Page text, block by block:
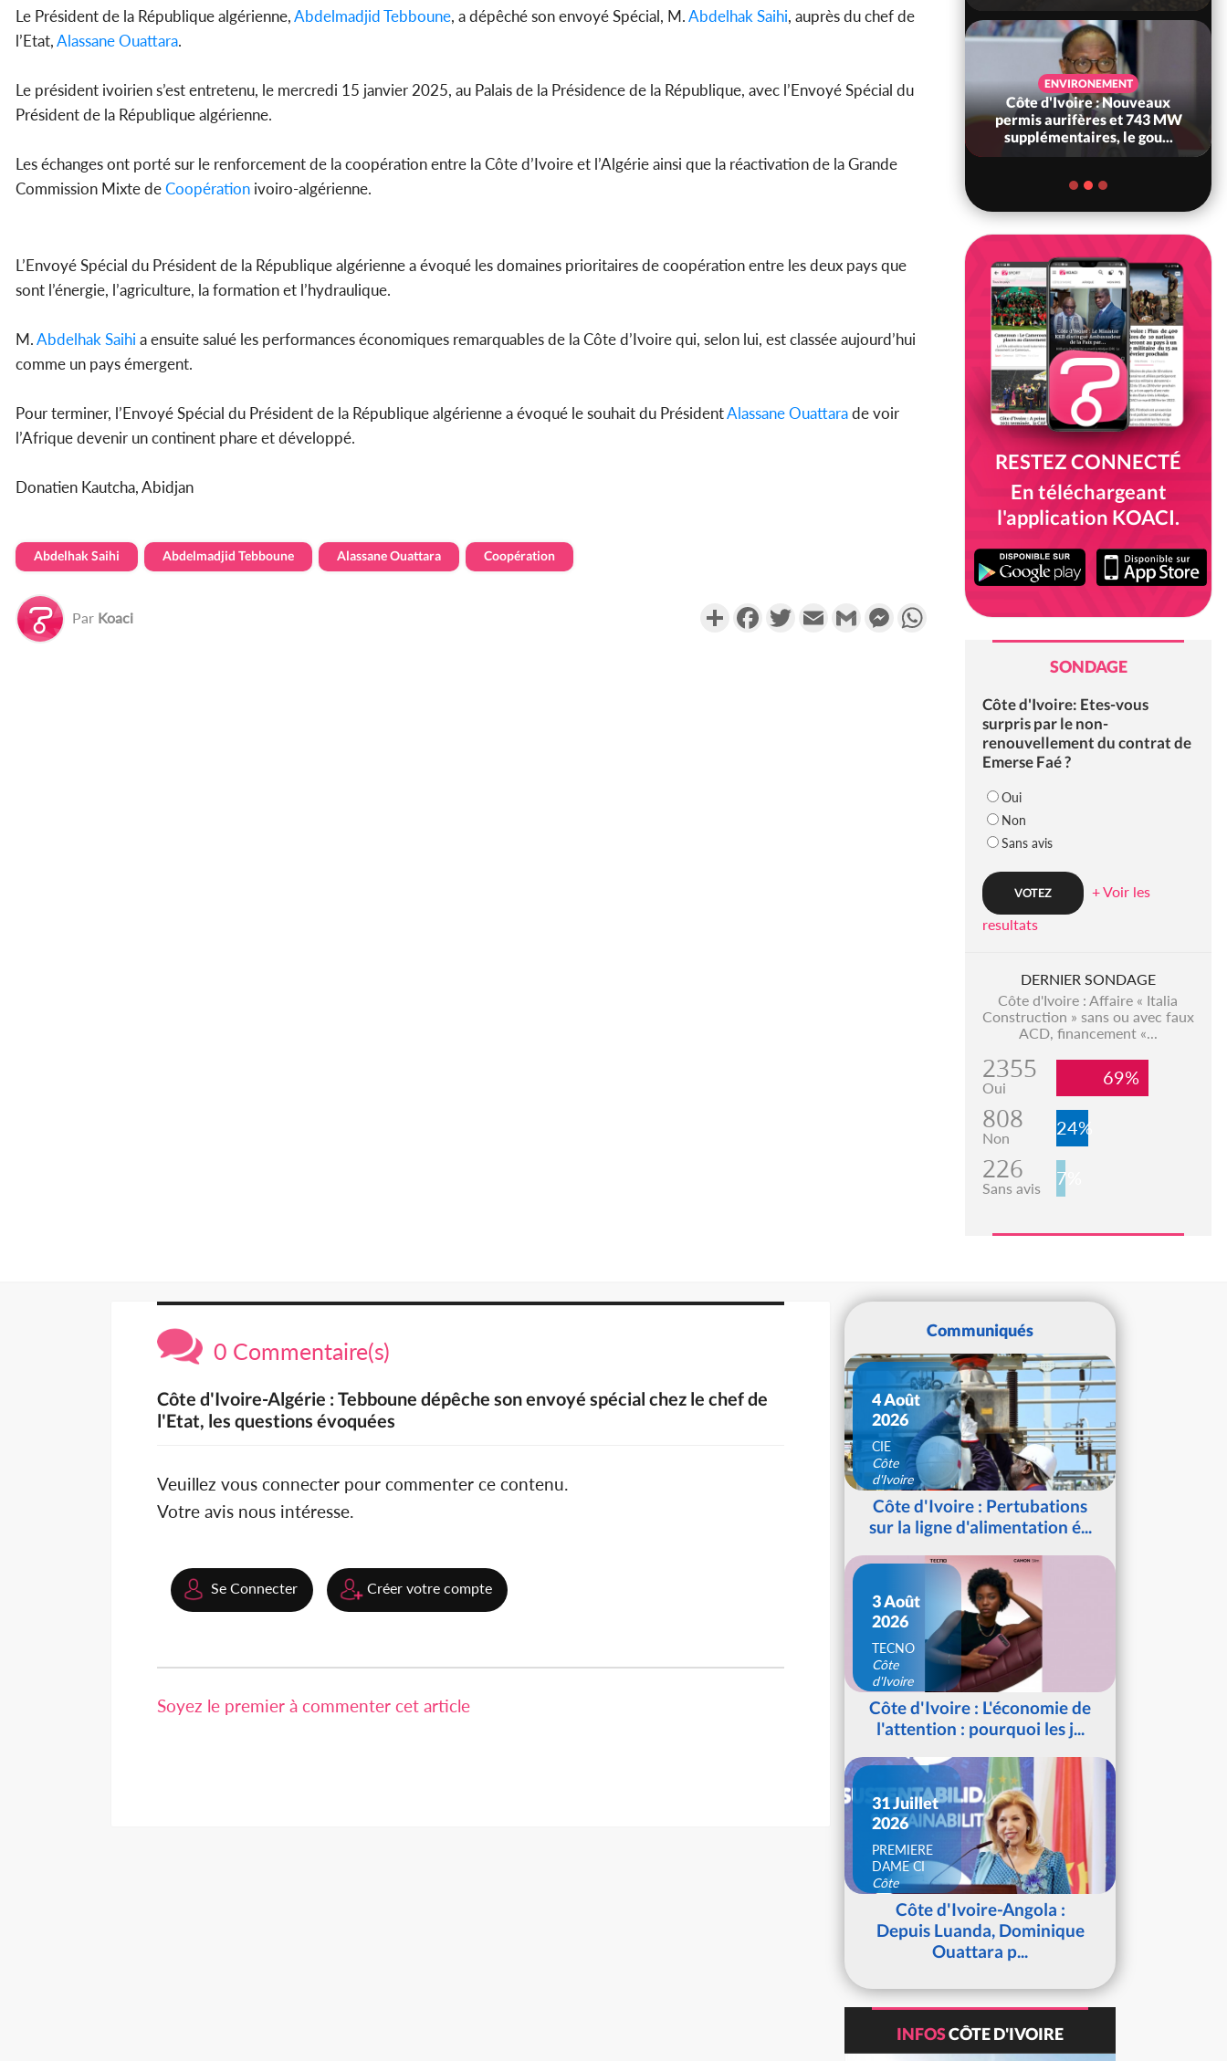
Le Président de la République algérienne,Abdelmadjid Tebboune, a dépêché son envoyé Spécial, M.Abdelhak Saihi, auprès du chef de
l’Etat,Alassane Ouattara.
Le président ivoirien s’est entretenu, le mercredi 15 janvier 2025, au Palais de la Présidence de la République, avec l’Envoyé Spécial du
Président de la République algérienne.
Les échanges ont porté sur le renforcement de la coopération entre la Côte d’Ivoire et l’Algérie ainsi que la réactivation de la Grande
Commission Mixte deCoopération ivoiro-algérienne.
L’Envoyé Spécial du Président de la République algérienne a évoqué les domaines prioritaires de coopération entre les deux pays que
sont l’énergie, l’agriculture, la formation et l’hydraulique.
M.Abdelhak Saihi a ensuite salué les performances économiques remarquables de la Côte d’Ivoire qui, selon lui, est classée aujourd’hui
comme un pays émergent.
Pour terminer, l’Envoyé Spécial du Président de la République algérienne a évoqué le souhait du PrésidentAlassane Ouattarade voir
l’Afrique devenir un continent phare et développé.
Donatien Kautcha, Abidjan
Abdelhak Saihi Abdelmadjid Tebboune Alassane Ouattara Coopération
Par Koaci PartagerFacebookTwitterEmail Gmail MessengerWhatsApp
SANTÉ
Côte d'Ivoire : Réforme
ENVIRONEMENT
Côte d'Ivoire : Nouveaux
permis aurifères et 743 MW
supplémentaires, le gou...
RESTEZ CONNECTÉ
En téléchargeant
l'application KOACI.
SONDAGE
Côte d'Ivoire: Etes-vous
surpris par le non-
renouvellement du contrat de
Emerse Faé ?
Oui
Non
Sans avis
+ Voir les
resultats
DERNIER SONDAGE
Côte d'Ivoire : Affaire « Italia
Construction » sans ou avec faux
ACD, financement «...
2355
Oui 69%
808
Non 24%
226
Sans avis 7%
0 Commentaire(s)
Côte d'Ivoire-Algérie : Tebboune dépêche son envoyé spécial chez le chef de
l'Etat, les questions évoquées
Veuillez vous connecter pour commenter ce contenu.
Votre avis nous intéresse.
Se Connecter Créer votre compte
Soyez le premier à commenter cet article
Communiqués
4 Août
2026
CIE
Côte
d'Ivoire
Côte d'Ivoire : Pertubations
sur la ligne d'alimentation é...
3 Août
2026
TECNO
Côte
d'Ivoire
Côte d'Ivoire : L'économie de
l'attention : pourquoi les j...
31 Juillet
2026
PREMIERE
DAME CI
Côte
d'IvoireCôte d'Ivoire-Angola :
Depuis Luanda, Dominique
Ouattara p...
INFOSCÔTE D'IVOIRE